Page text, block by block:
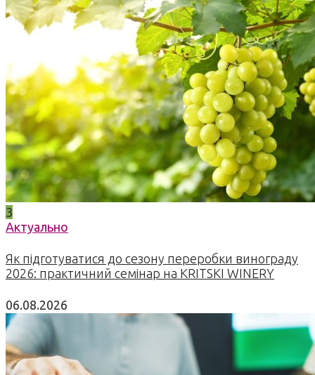
3
Актуально
Як підготуватися до сезону переробки винограду
2026: практичний семінар на KRITSKI WINERY
06.08.2026